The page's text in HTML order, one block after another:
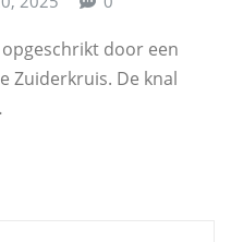
door een
Zuiderkruis. De knal